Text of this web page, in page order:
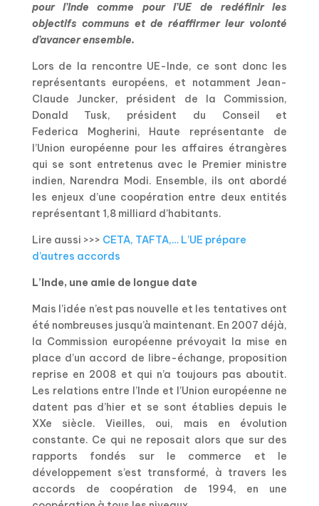
pour l’Inde comme pour l’UE de redéfinir les
objectifs communs et de réaffirmer leur volonté
d’avancer ensemble.
Lors de la rencontre UE-Inde, ce sont donc les
représentants européens, et notamment Jean-
Claude Juncker, président de la Commission,
Donald Tusk, président du Conseil et
Federica Mogherini, Haute représentante de
l’Union européenne pour les affaires étrangères
qui se sont entretenus avec le Premier ministre
indien, Narendra Modi. Ensemble, ils ont abordé
les enjeux d’une coopération entre deux entités
représentant 1,8 milliard d’habitants.
Lire aussi >>> CETA, TAFTA,… L’UE prépare
d’autres accords
L’Inde, une amie de longue date
Mais l’idée n’est pas nouvelle et les tentatives ont
été nombreuses jusqu’à maintenant. En 2007 déjà,
la Commission européenne prévoyait la mise en
place d’un accord de libre-échange, proposition
reprise en 2008 et qui n’a toujours pas aboutit.
Les relations entre l’Inde et l’Union européenne ne
datent pas d’hier et se sont établies depuis le
XXe siècle. Vieilles, oui, mais en évolution
constante. Ce qui ne reposait alors que sur des
rapports fondés sur le commerce et le
développement s’est transformé, à travers les
accords de coopération de 1994, en une